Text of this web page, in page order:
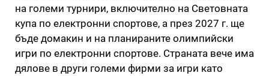
на големи турнири, включително на Световната
купа по електронни спортове, а през 2027 г. ще
бъде домакин и на планираните олимпийски
игри по електронни спортове. Страната вече има
дялове в други големи фирми за игри като